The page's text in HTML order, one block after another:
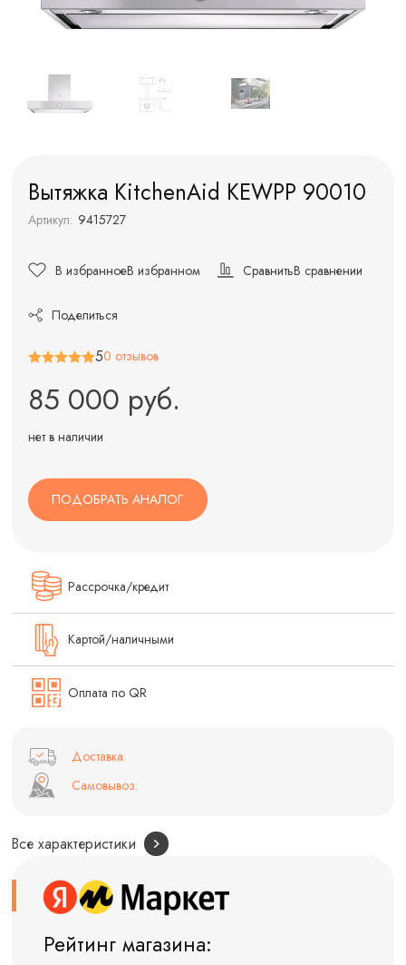
Вытяжка KitchenAid KEWPP 90010
Артикул: 9415727
В избранноеВ избранном СравнитьВ сравнении
Поделиться
50 отзывов
85 000 руб.
нет в наличии
ПОДОБРАТЬ АНАЛОГ
Рассрочка/кредит
Картой/наличными
Оплата по QR
Доставка:
Самовывоз:
Все характеристики
Рейтинг магазина: